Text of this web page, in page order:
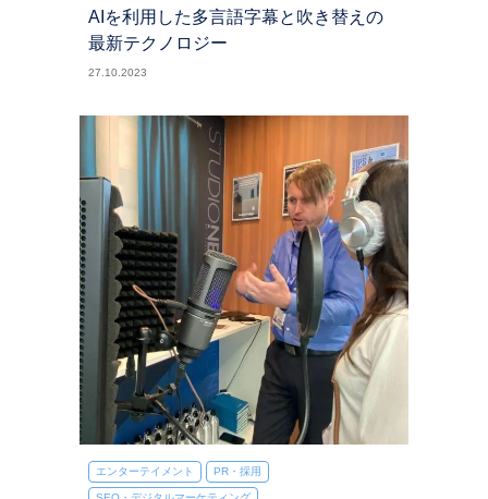
AIを利用した多言語字幕と吹き替えの
最新テクノロジー
27.10.2023
エンターテイメント PR・採用